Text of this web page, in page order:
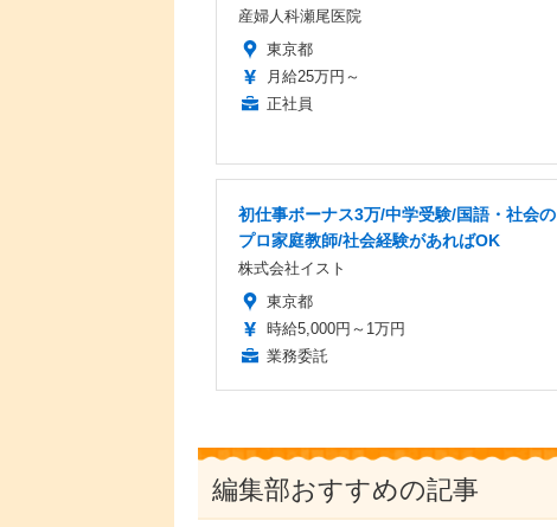
産婦人科瀬尾医院
東京都
月給25万円～
正社員
初仕事ボーナス3万/中学受験/国語・社会の
プロ家庭教師/社会経験があればOK
株式会社イスト
東京都
時給5,000円～1万円
業務委託
編集部おすすめの記事